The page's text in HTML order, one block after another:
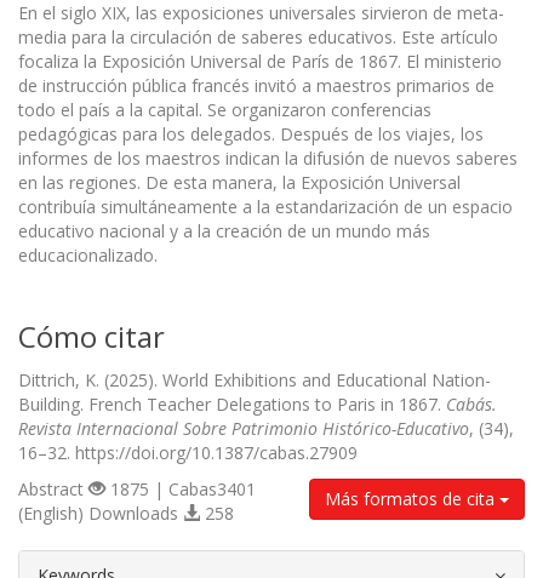
En el siglo XIX, las exposiciones universales sirvieron de meta-
media para la circulación de saberes educativos. Este artículo
focaliza la Exposición Universal de París de 1867. El ministerio
de instrucción pública francés invitó a maestros primarios de
todo el país a la capital. Se organizaron conferencias
pedagógicas para los delegados. Después de los viajes, los
informes de los maestros indican la difusión de nuevos saberes
en las regiones. De esta manera, la Exposición Universal
contribuía simultáneamente a la estandarización de un espacio
educativo nacional y a la creación de un mundo más
educacionalizado.
Cómo citar
Dittrich, K. (2025). World Exhibitions and Educational Nation-
Building. French Teacher Delegations to Paris in 1867. Cabás.
Revista Internacional Sobre Patrimonio Histórico-Educativo, (34),
16–32. https://doi.org/10.1387/cabas.27909
Más formatos de cita
Abstract
1875 | Cabas3401
(English) Downloads
258